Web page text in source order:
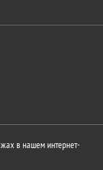
в нашем интернет-